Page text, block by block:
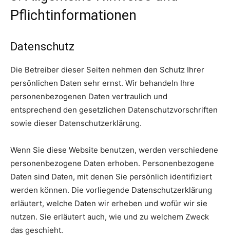
Pflicht­informationen
Datenschutz
Die Betreiber dieser Seiten nehmen den Schutz Ihrer
persönlichen Daten sehr ernst. Wir behandeln Ihre
personenbezogenen Daten vertraulich und
entsprechend den gesetzlichen Datenschutzvorschriften
sowie dieser Datenschutzerklärung.
Wenn Sie diese Website benutzen, werden verschiedene
personenbezogene Daten erhoben. Personenbezogene
Daten sind Daten, mit denen Sie persönlich identifiziert
werden können. Die vorliegende Datenschutzerklärung
erläutert, welche Daten wir erheben und wofür wir sie
nutzen. Sie erläutert auch, wie und zu welchem Zweck
das geschieht.